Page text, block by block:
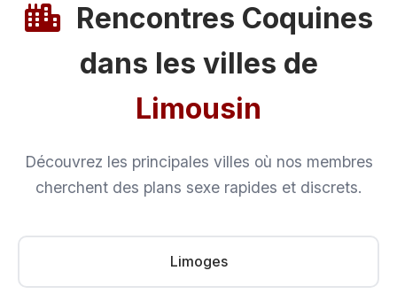
Rencontres Coquines
dans les villes de
Limousin
Découvrez les principales villes où nos membres
cherchent des plans sexe rapides et discrets.
Limoges